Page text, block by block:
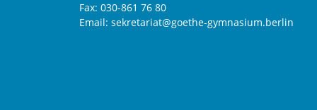
Fax: 030-861 76 80
Email: sekretariat@goethe-gymnasium.berlin